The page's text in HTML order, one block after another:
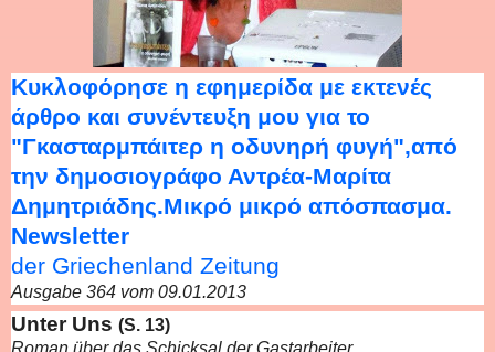
Κυκλοφόρησε η εφημερίδα με εκτενές
άρθρο και συνέντευξη μου για το
"Γκασταρμπάιτερ η οδυνηρή φυγή",από
την δημοσιογράφο Αντρέα-Μαρίτα
Δημητριάδης.Μικρό μικρό απόσπασμα.
Newsletter
der Griechenland Zeitung
Ausgabe 364 vom 09.01.2013
Unter Uns (S. 13)